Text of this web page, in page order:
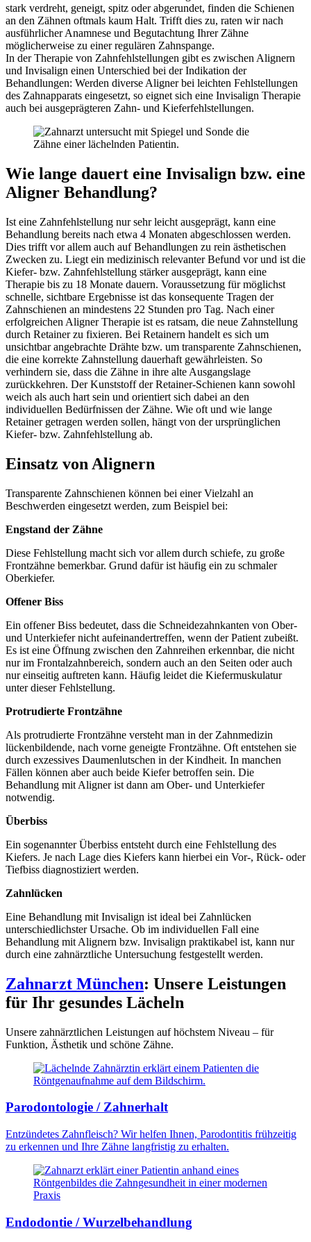
stark verdreht, geneigt, spitz oder abgerundet, finden die Schienen
an den Zähnen oftmals kaum Halt. Trifft dies zu, raten wir nach
ausführlicher Anamnese und Begutachtung Ihrer Zähne
möglicherweise zu einer regulären Zahnspange.
In der Therapie von Zahnfehlstellungen gibt es zwischen Alignern
und Invisalign einen Unterschied bei der Indikation der
Behandlungen: Werden diverse Aligner bei leichten Fehlstellungen
des Zahnapparats eingesetzt, so eignet sich eine Invisalign Therapie
auch bei ausgeprägteren Zahn- und Kieferfehlstellungen.
Wie lange dauert eine Invisalign bzw. eine
Aligner Behandlung?
Ist eine Zahnfehlstellung nur sehr leicht ausgeprägt, kann eine
Behandlung bereits nach etwa 4 Monaten abgeschlossen werden.
Dies trifft vor allem auch auf Behandlungen zu rein ästhetischen
Zwecken zu. Liegt ein medizinisch relevanter Befund vor und ist die
Kiefer- bzw. Zahnfehlstellung stärker ausgeprägt, kann eine
Therapie bis zu 18 Monate dauern. Voraussetzung für möglichst
schnelle, sichtbare Ergebnisse ist das konsequente Tragen der
Zahnschienen an mindestens 22 Stunden pro Tag. Nach einer
erfolgreichen Aligner Therapie ist es ratsam, die neue Zahnstellung
durch Retainer zu fixieren. Bei Retainern handelt es sich um
unsichtbar angebrachte Drähte bzw. um transparente Zahnschienen,
die eine korrekte Zahnstellung dauerhaft gewährleisten. So
verhindern sie, dass die Zähne in ihre alte Ausgangslage
zurückkehren. Der Kunststoff der Retainer-Schienen kann sowohl
weich als auch hart sein und orientiert sich dabei an den
individuellen Bedürfnissen der Zähne. Wie oft und wie lange
Retainer getragen werden sollen, hängt von der ursprünglichen
Kiefer- bzw. Zahnfehlstellung ab.
Einsatz von Alignern
Transparente Zahnschienen können bei einer Vielzahl an
Beschwerden eingesetzt werden, zum Beispiel bei:
Engstand der Zähne
Diese Fehlstellung macht sich vor allem durch schiefe, zu große
Frontzähne bemerkbar. Grund dafür ist häufig ein zu schmaler
Oberkiefer.
Offener Biss
Ein offener Biss bedeutet, dass die Schneidezahnkanten von Ober-
und Unterkiefer nicht aufeinandertreffen, wenn der Patient zubeißt.
Es ist eine Öffnung zwischen den Zahnreihen erkennbar, die nicht
nur im Frontalzahnbereich, sondern auch an den Seiten oder auch
nur einseitig auftreten kann. Häufig leidet die Kiefermuskulatur
unter dieser Fehlstellung.
Protrudierte Frontzähne
Als protrudierte Frontzähne versteht man in der Zahnmedizin
lückenbildende, nach vorne geneigte Frontzähne. Oft entstehen sie
durch exzessives Daumenlutschen in der Kindheit. In manchen
Fällen können aber auch beide Kiefer betroffen sein. Die
Behandlung mit Aligner ist dann am Ober- und Unterkiefer
notwendig.
Überbiss
Ein sogenannter Überbiss entsteht durch eine Fehlstellung des
Kiefers. Je nach Lage dies Kiefers kann hierbei ein Vor-, Rück- oder
Tiefbiss diagnostiziert werden.
Zahnlücken
Eine Behandlung mit Invisalign ist ideal bei Zahnlücken
unterschiedlichster Ursache. Ob im individuellen Fall eine
Behandlung mit Alignern bzw. Invisalign praktikabel ist, kann nur
durch eine zahnärztliche Untersuchung festgestellt werden.
Zahnarzt München: Unsere Leistungen
für Ihr gesundes Lächeln
Unsere zahnärztlichen Leistungen auf höchstem Niveau – für
Funktion, Ästhetik und schöne Zähne.
Parodontologie / Zahnerhalt
Entzündetes Zahnfleisch? Wir helfen Ihnen, Parodontitis frühzeitig
zu erkennen und Ihre Zähne langfristig zu erhalten.
Endodontie / Wurzelbehandlung